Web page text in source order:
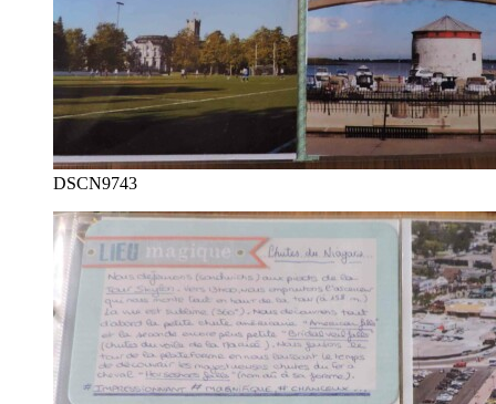
DSCN9743